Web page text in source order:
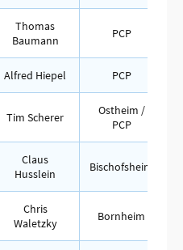
Thomas
Baumann
PCP
Alfred Hiepel PCP
Tim Scherer
Ostheim /
PCP
Claus
Husslein
Bischofsheim
Chris
Waletzky
Bornheim